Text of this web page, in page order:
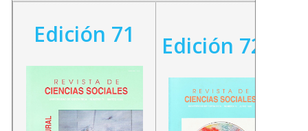
Edición 71 Edición 72